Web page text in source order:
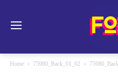
Home 75980_Back_01_02